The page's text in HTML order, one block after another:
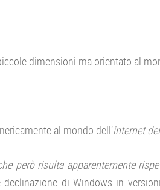
dimensioni ma orientato al
al mondo dell’internet
però risulta apparentemente
di Windows in